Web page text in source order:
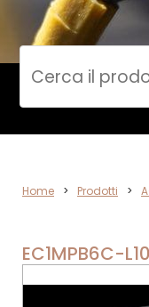
Cerca
Home > Prodotti >
EC1MPB6C-L10